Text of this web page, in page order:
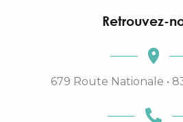
Retrouvez-
679 Route Nationale •